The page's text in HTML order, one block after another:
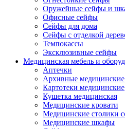
Оружейные сейфы и
Офисные сейфы
Сейфы для дома
Сейфы с отделкой
Темпокассы
Эксклюзивные сейфы
Медицинская мебель и
Аптечки
Архивные медицинские
Картотеки медицинские
Кушетка медицинская
Медицинские кровати
Медицинские столики
Медицинские шкафы